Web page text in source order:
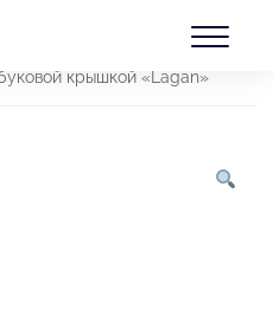
крышкой «Lagan»